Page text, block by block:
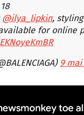
@ilya_lipkin,
for online
9 mai